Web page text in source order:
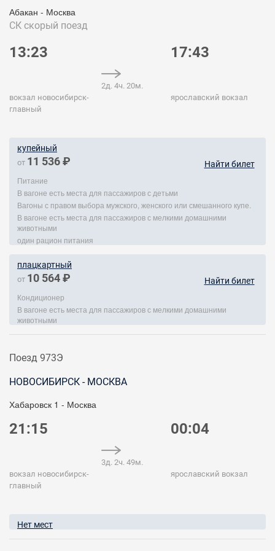
Абакан - Москва
СК скорый поезд
13:23
вокзал новосибирск-
главный
2д. 4ч. 20м.
17:43
ярославский вокзал
купейный
от 11 536 ₽ Найти билет
Питание
В вагоне есть места для пассажиров с детьми
Вагоны с правом выбора мужского, женского или смешанного купе.
В вагоне есть места для пассажиров с мелкими домашними
животными
один рацион питания
плацкартный
от 10 564 ₽ Найти билет
Кондиционер
В вагоне есть места для пассажиров с мелкими домашними
животными
Поезд 973Э
НОВОСИБИРСК - МОСКВА
Хабаровск 1 - Москва
21:15
вокзал новосибирск-
главный
3д. 2ч. 49м.
00:04
ярославский вокзал
Нет мест